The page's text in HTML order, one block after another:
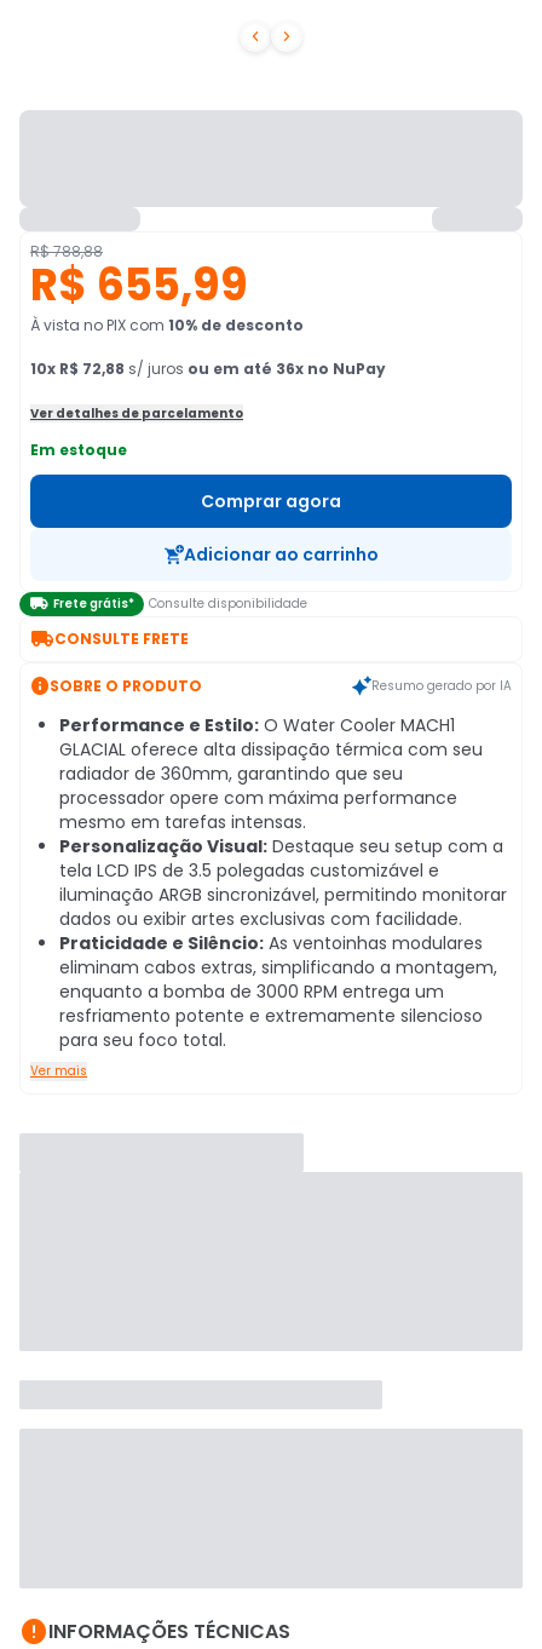
 
R$ 788,88
R$ 655,99
À vista no PIX com 10% de desconto
10x R$ 72,88 s/ juros ou em até 36x no NuPay
Ver detalhes de parcelamento
Em estoque
Comprar agora
Adicionar ao carrinho
 Frete grátis* Consulte disponibilidade
CONSULTE FRETE
SOBRE O PRODUTO Resumo gerado por IA
Performance e Estilo: O Water Cooler MACH1
GLACIAL oferece alta dissipação térmica com seu
radiador de 360mm, garantindo que seu
processador opere com máxima performance
mesmo em tarefas intensas.
Personalização Visual: Destaque seu setup com a
tela LCD IPS de 3.5 polegadas customizável e
iluminação ARGB sincronizável, permitindo monitorar
dados ou exibir artes exclusivas com facilidade.
Praticidade e Silêncio: As ventoinhas modulares
eliminam cabos extras, simplificando a montagem,
enquanto a bomba de 3000 RPM entrega um
resfriamento potente e extremamente silencioso
para seu foco total.
Ver mais
INFORMAÇÕES TÉCNICAS